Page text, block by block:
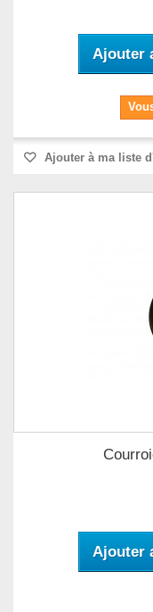
Ajouter
Ajouter à ma liste
Ajouter